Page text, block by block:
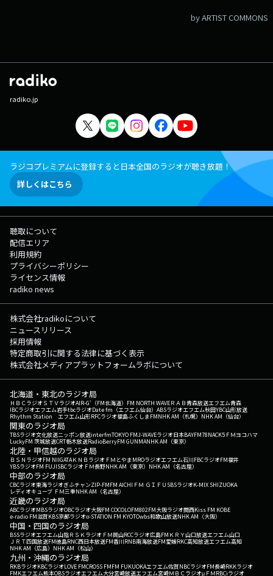
by ARTIST COMMONS
radiko.jp
ラジコプレミアムに登録すると日本全国のラジオが聴き放題！
詳しくはこちら
聴取について
配信エリア
利用規約
プライバシーポリシー
ライセンス情報
radiko news
株式会社radikoについて
ニュースリリース
採用情報
特定商取引に関する法律に基づく表示
株式会社メディアプラットフォームラボについて
北海道・東北のラジオ局
ＨＢＣラジオＳＴＶラジオAIR-G'（FM北海道） FM NORTH WAVEＲＡＢ青森放送エフエム青森
IBCラジオエフエム岩手tbcラジオDate fm（エフエム仙台） ABSラジオエフエム秋田YBC山形放送
Rhythm Station エフエム山形RFCラジオ福島ふくしまFMNHK AM（札幌） NHK AM（仙台）
関東のラジオ局
TBSラジオ文化放送ニッポン放送interfmTOKYO FMJ-WAVEラジオ日本BAYFM78NACK5 ＦＭヨコハマ
LuckyFM 茨城放送CRT栃木放送RadioBerryFM GUNMANHK AM（東京）
北陸・甲信越のラジオ局
ＢＳＮラジオFM NIIGATAＫＮＢラジオ ＦＭとやまMROラジオエフエム石川FBCラジオFM福井
YBSラジオFM FUJISBCラジオ ＦＭ長野NHK AM（東京） NHK AM（名古屋）
中部のラジオ局
CBCラジオ東海ラジオぎふチャンZIP-FMFM AICHI ＦＭ ＧＩＦＵ SBSラジオK-MIX SHIZUOKA
レディオキューブ ＦＭ三重NHK AM（名古屋）
近畿のラジオ局
ABCラジオMBSラジオOBCラジオ大阪FM COCOLOFM802FM大阪ラジオ関西Kiss FM KOBE
e-radio FM滋賀KBS京都ラジオα-STATION FM KYOTOwbs和歌山放送NHK AM（大阪）
中国・四国のラジオ局
BSSラジオエフエム山陰ＲＳＫラジオ ＦＭ岡山RCCラジオ広島FM ＫＲＹ山口放送エフエム山口
ＪＲＴ四国放送FM徳島RNC西日本放送FM香川RNB南海放送FM愛媛RKC高知放送エフエム高知
NHK AM（広島） NHK AM（松山）
九州・沖縄のラジオ局
RKBラジオKBCラジオLOVE FMCROSS FMFM FUKUOKAエフエム佐賀NBCラジオFM長崎RKKラジオ
FMKエフエム熊本OBSラジオエフエム大分宮崎放送エフエム宮崎ＭＢＣラジオμＦＭRBCiラジオ